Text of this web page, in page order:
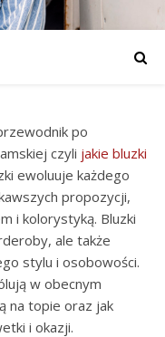
po
czyli jakie bluzki
ewoluuje każdego
propozycji,
i kolorystyką. Bluzki
ale także
stylu i osobowości.
w obecnym
na topie oraz jak
i okazji.